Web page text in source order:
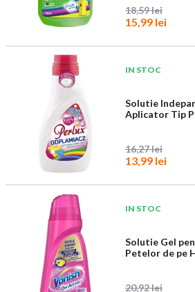
18,59 lei
15,99 lei
IN STOC
Solutie
Aplicator Tip
16,27 lei
13,99 lei
IN STOC
Solutie Gel
Petelor de pe
20,92 lei